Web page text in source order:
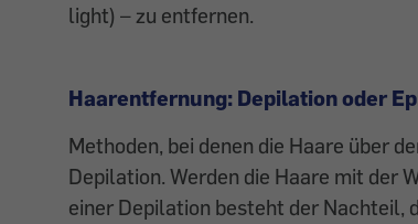
light) – zu entfernen.
Haarentfernung: Depilation oder
Methoden, bei denen die Haare über
Depilation. Werden die Haare mit der
einer Depilation besteht der Nachteil,